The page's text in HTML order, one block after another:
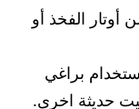
الفخذ أو
براغي
حديثة اخرى.